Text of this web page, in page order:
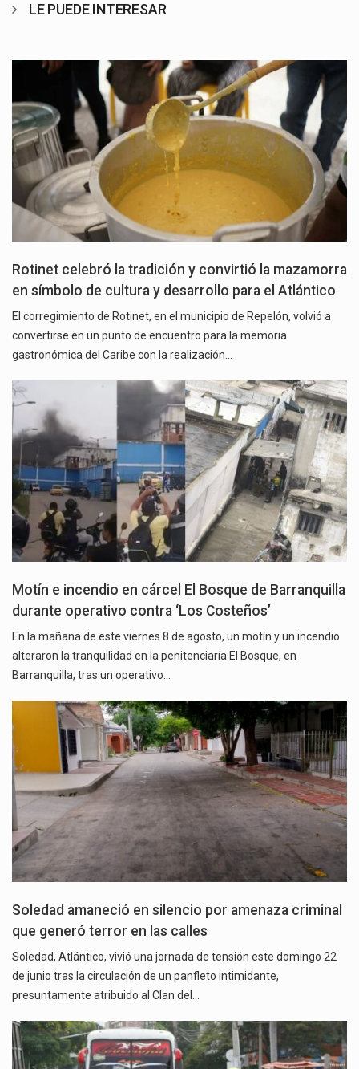
LE PUEDE INTERESAR
Rotinet celebró la tradición y convirtió la mazamorra
en símbolo de cultura y desarrollo para el Atlántico
El corregimiento de Rotinet, en el municipio de Repelón, volvió a
convertirse en un punto de encuentro para la memoria
gastronómica del Caribe con la realización…
Motín e incendio en cárcel El Bosque de Barranquilla
durante operativo contra ‘Los Costeños’
En la mañana de este viernes 8 de agosto, un motín y un incendio
alteraron la tranquilidad en la penitenciaría El Bosque, en
Barranquilla, tras un operativo…
Soledad amaneció en silencio por amenaza criminal
que generó terror en las calles
Soledad, Atlántico, vivió una jornada de tensión este domingo 22
de junio tras la circulación de un panfleto intimidante,
presuntamente atribuido al Clan del…